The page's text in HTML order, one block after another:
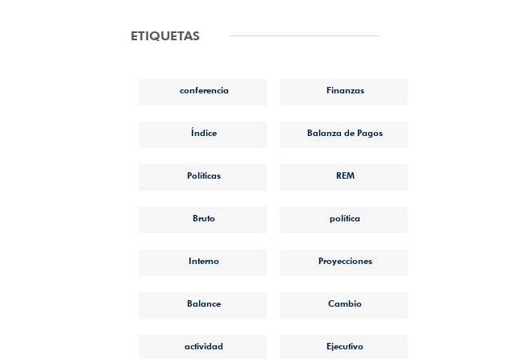
ETIQUETAS
conferencia Finanzas
Índice Balanza de Pagos
Políticas REM
Bruto política
Interno Proyecciones
Balance Cambio
actividad Ejecutivo